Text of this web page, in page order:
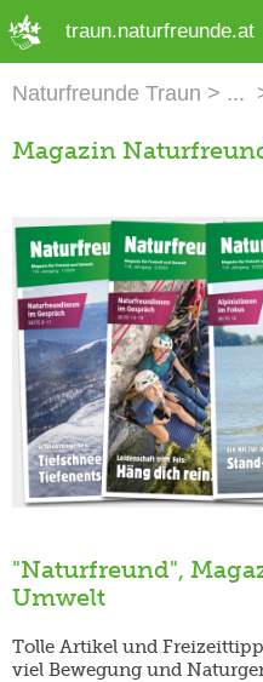
traun.naturfreunde.at
Naturfreunde Traun
Magazin
"Naturfreund",
Umwelt
Tolle Artikel und
viel Bewegung und